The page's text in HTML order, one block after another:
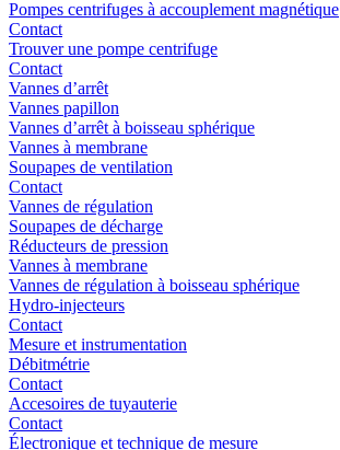
Pompes centrifuges à accouplement magnétique
Contact
Trouver une pompe centrifuge
Contact
Vannes d’arrêt
Vannes papillon
Vannes d’arrêt à boisseau sphérique
Vannes à membrane
Soupapes de ventilation
Contact
Vannes de régulation
Soupapes de décharge
Réducteurs de pression
Vannes à membrane
Vannes de régulation à boisseau sphérique
Hydro-injecteurs
Contact
Mesure et instrumentation
Débitmétrie
Contact
Accesoires de tuyauterie
Contact
Électronique et technique de mesure